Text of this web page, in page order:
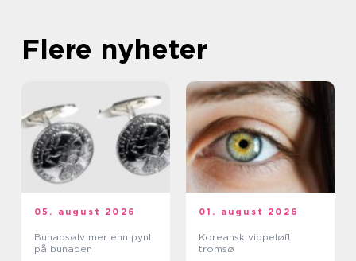
Flere nyheter
05. august 2026
Bunadsølv mer enn pynt
på bunaden
01. august 2026
Koreansk vippeløft
tromsø